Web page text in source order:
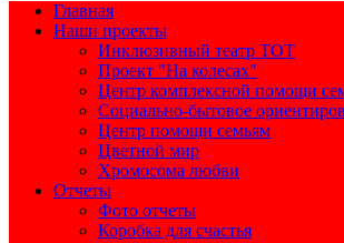
Главная
Наши проекты
Инклюзивный театр ТОТ
Проект "На колесах"
Центр комплексной помощи
Социально-бытовое
Центр помощи семьям
Цветной мир
Хромосома любви
Отчеты
Фото отчеты
Коробка для счастья